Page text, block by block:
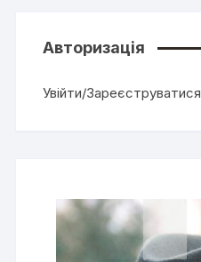
Авторизація
Увійти/Зареєструватися